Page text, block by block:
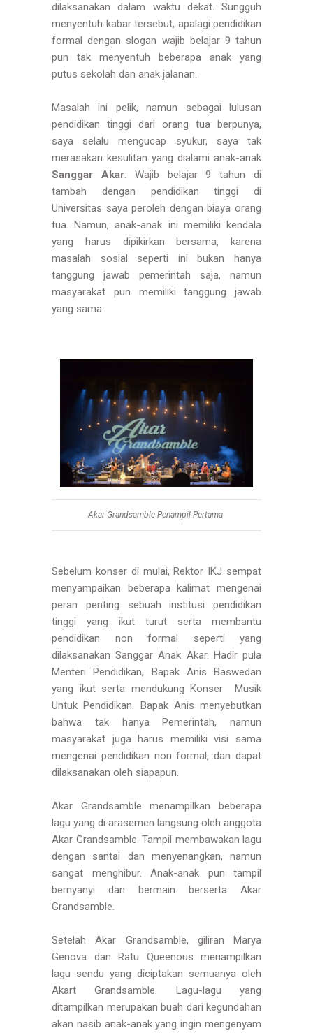
dilaksanakan dalam waktu dekat. Sungguh
menyentuh kabar tersebut, apalagi pendidikan
formal dengan slogan wajib belajar 9 tahun
pun tak menyentuh beberapa anak yang
putus sekolah dan anak jalanan.
Masalah ini pelik, namun sebagai lulusan
pendidikan tinggi dari orang tua berpunya,
saya selalu mengucap syukur, saya tak
merasakan kesulitan yang dialami anak-anak
Sanggar Akar. Wajib belajar 9 tahun di
tambah dengan pendidikan tinggi di
Universitas saya peroleh dengan biaya orang
tua. Namun, anak-anak ini memiliki kendala
yang harus dipikirkan bersama, karena
masalah sosial seperti ini bukan hanya
tanggung jawab pemerintah saja, namun
masyarakat pun memiliki tanggung jawab
yang sama.
Akar Grandsamble Penampil Pertama
Sebelum konser di mulai, Rektor IKJ sempat
menyampaikan beberapa kalimat mengenai
peran penting sebuah institusi pendidikan
tinggi yang ikut turut serta membantu
pendidikan non formal seperti yang
dilaksanakan Sanggar Anak Akar. Hadir pula
Menteri Pendidikan, Bapak Anis Baswedan
yang ikut serta mendukung Konser Musik
Untuk Pendidikan. Bapak Anis menyebutkan
bahwa tak hanya Pemerintah, namun
masyarakat juga harus memiliki visi sama
mengenai pendidikan non formal, dan dapat
dilaksanakan oleh siapapun.
Akar Grandsamble menampilkan beberapa
lagu yang di arasemen langsung oleh anggota
Akar Grandsamble. Tampil membawakan lagu
dengan santai dan menyenangkan, namun
sangat menghibur. Anak-anak pun tampil
bernyanyi dan bermain berserta Akar
Grandsamble.
Setelah Akar Grandsamble, giliran Marya
Genova dan Ratu Queenous menampilkan
lagu sendu yang diciptakan semuanya oleh
Akart Grandsamble. Lagu-lagu yang
ditampilkan merupakan buah dari kegundahan
akan nasib anak-anak yang ingin mengenyam